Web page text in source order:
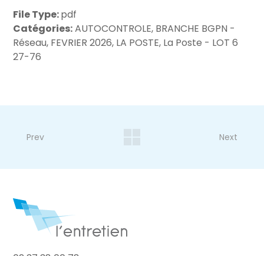
File Type:pdf
Catégories:AUTOCONTROLE, BRANCHE BGPN -
Réseau, FEVRIER 2026, LA POSTE, La Poste - LOT 6
27-76
Prev Next